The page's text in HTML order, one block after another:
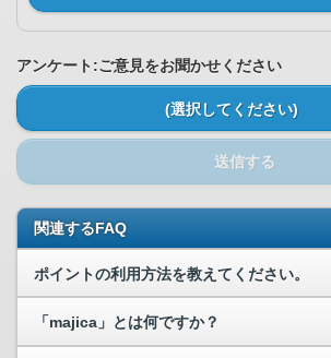
アンケート:ご意見をお聞かせください
(選択してください)
送信する
関連するFAQ
ポイントの利用方法を教えてください。
「majica」とは何ですか？